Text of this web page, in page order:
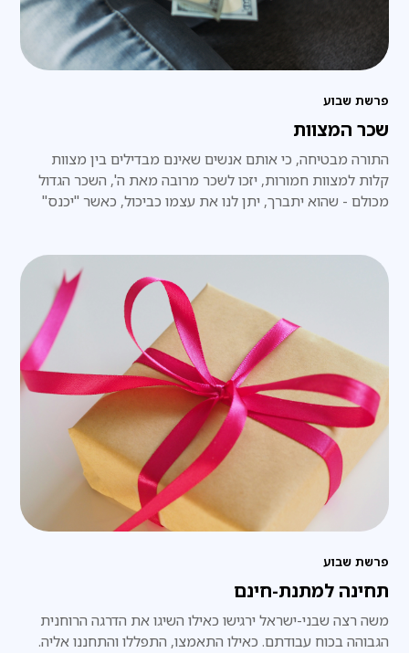
פרשת שבוע
שכר המצוות
התורה מבטיחה, כי אותם אנשים שאינם מבדילים בין מצוות
קלות למצוות חמורות, יזכו לשכר מרובה מאת ה', השכר הגדול
מכולם - שהוא יתברך, יתן לנו את עצמו כביכול, כאשר "יכנס"
פרשת שבוע
תחינה למתנת-חינם
משה רצה שבני-ישראל ירגישו כאילו השיגו את הדרגה הרוחנית
הגבוהה בכוח עבודתם. כאילו התאמצו, התפללו והתחננו אליה.